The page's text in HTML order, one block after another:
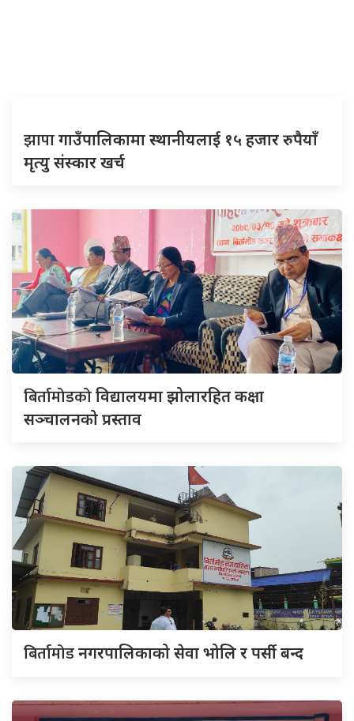
झापागाउँपालिकामा स्थानीयलाई १५ हजार रुपैयाँ
मृत्यु संस्कार खर्च
बिर्तामोडकोविद्यालयमा झोलारहित कक्षा
सञ्चालनको प्रस्ताव
बिर्तामोडनगरपालिकाको सेवा भोलि र पर्सी बन्द